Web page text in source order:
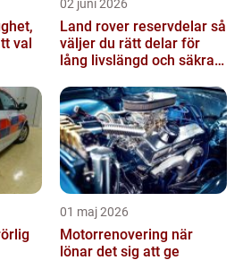
val
02 juni 2026
Land rover reservdelar så
väljer du rätt delar för
lång livslängd och säkra
01 maj 2026
Motorrenovering när
lönar det sig att ge